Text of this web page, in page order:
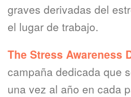
graves derivadas del
el lugar de trabajo.
The Stress Awareness
campaña dedicada que
una vez al año en cada